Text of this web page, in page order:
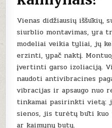
Vienas didžiausių iššūkių,
siurblio montavimas, yra
modeliai veikia tyliai, jų
erzinti, ypač naktį.
įvertinti garso izoliaciją.
naudoti antivibracines
vibracijas ir apsaugo nuo
tinkamai pasirinkti vietą:
sienos, jis turėtų būti kuo
ar kaimynų butų.